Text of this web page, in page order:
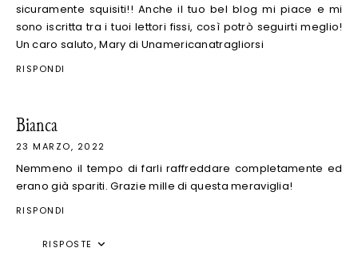
sicuramente squisiti!! Anche il tuo bel blog mi piace e mi
sono iscritta tra i tuoi lettori fissi, così potrò seguirti meglio!
Un caro saluto, Mary di Unamericanatragliorsi
RISPONDI
Bianca
23 MARZO, 2022
Nemmeno il tempo di farli raffreddare completamente ed
erano già spariti. Grazie mille di questa meraviglia!
RISPONDI
RISPOSTE